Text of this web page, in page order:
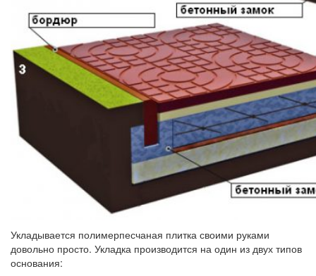
Укладывается полимерпесчаная плитка своими руками
довольно просто. Укладка производится на один из двух типов
основания: